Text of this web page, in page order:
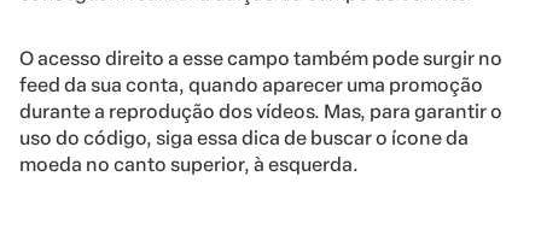
O acesso direito a esse campo também pode surgir no
feed da sua conta, quando aparecer uma promoção
durante a reprodução dos vídeos. Mas, para garantir o
uso do código, siga essa dica de buscar o ícone da
moeda no canto superior, à esquerda.